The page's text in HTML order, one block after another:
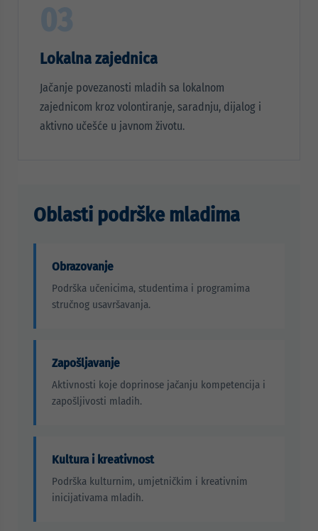
Lokalna zajednica
Jačanje povezanosti mladih sa lokalnom
zajednicom kroz volontiranje, saradnju, dijalog i
aktivno učešće u javnom životu.
Oblasti podrške mladima
Obrazovanje
Podrška učenicima, studentima i programima
stručnog usavršavanja.
Zapošljavanje
Aktivnosti koje doprinose jačanju kompetencija i
zapošljivosti mladih.
Kultura i kreativnost
Podrška kulturnim, umjetničkim i kreativnim
inicijativama mladih.